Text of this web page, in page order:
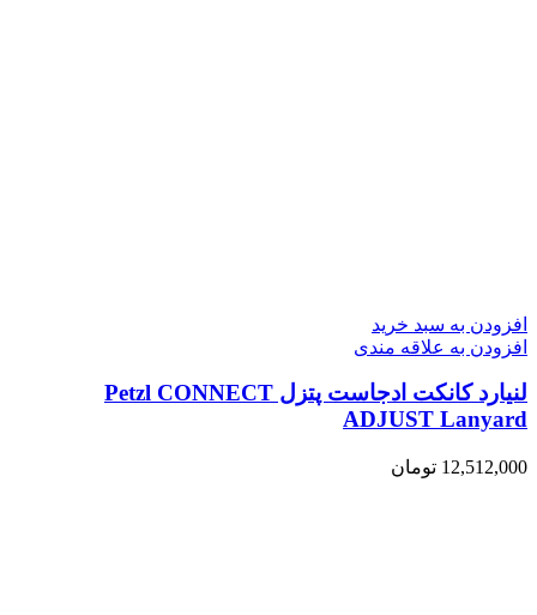
افزودن به سبد خرید
افزودن به علاقه مندی
لنیارد کانکت ادجاست پتزل Petzl CONNECT
ADJUST Lanyard
12,512,000 تومان